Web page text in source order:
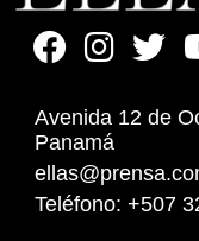
Avenida 12 de
Panamá
Teléfono: +507